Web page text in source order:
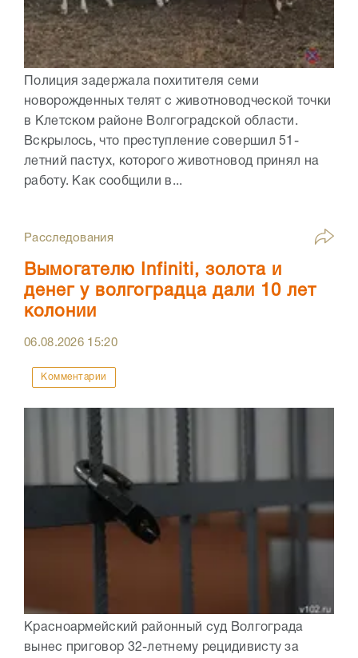
Полиция задержала похитителя семи
новорожденных телят с животноводческой точки
в Клетском районе Волгоградской области.
Вскрылось, что преступление совершил 51-
летний пастух, которого животновод принял на
работу. Как сообщили в...
Расследования
Вымогателю Infiniti, золота и
денег у волгоградца дали 10 лет
колонии
06.08.2026 15:20
Комментарии
Красноармейский районный суд Волгограда
вынес приговор 32-летнему рецидивисту за